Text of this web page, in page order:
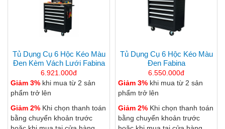
Tủ Dụng Cụ 6 Hộc Kéo Màu
Đen Kèm Vách Lưới Fabina
6.921.000đ
Giảm 3% khi mua từ 2 sản
phẩm trở lên
Giảm 2% Khi chọn thanh toán
bằng chuyển khoản trước
Tủ Dụng Cụ 6 Hộc Kéo Màu
Đen Fabina
6.550.000đ
Giảm 3% khi mua từ 2 sản
phẩm trở lên
Giảm 2% Khi chọn thanh toán
bằng chuyển khoản trước